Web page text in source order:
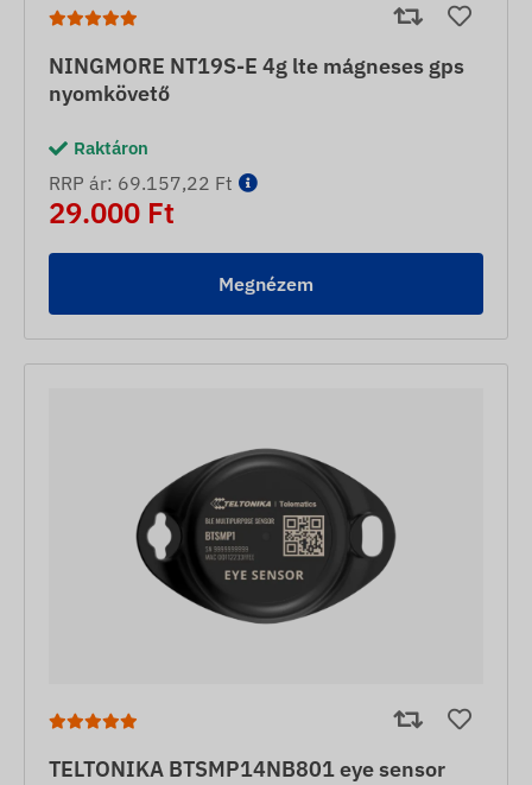
NINGMORE NT19S-E 4g lte mágneses gps
nyomkövető
Raktáron
RRP ár: 69.157,22 Ft
29.000 Ft
Megnézem
TELTONIKA BTSMP14NB801 eye sensor